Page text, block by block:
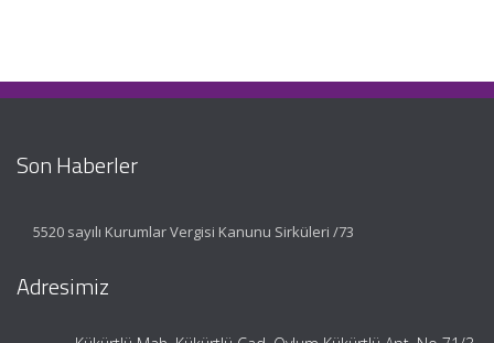
Son Haberler
5520 sayılı Kurumlar Vergisi Kanunu Sirküleri /73
Adresimiz